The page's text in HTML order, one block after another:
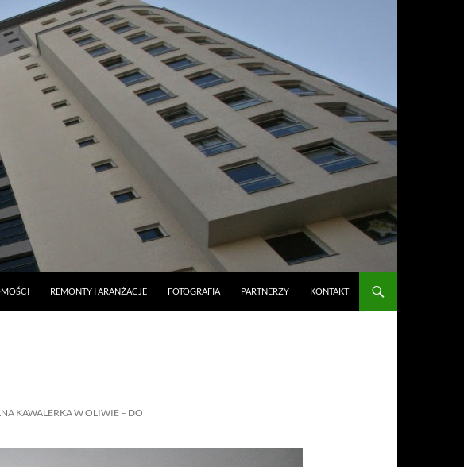
REMONTY I ARANŻACJE FOTOGRAFIA PARTNERZY KONTAKT
KAWALERKA W OLIWIE – DO